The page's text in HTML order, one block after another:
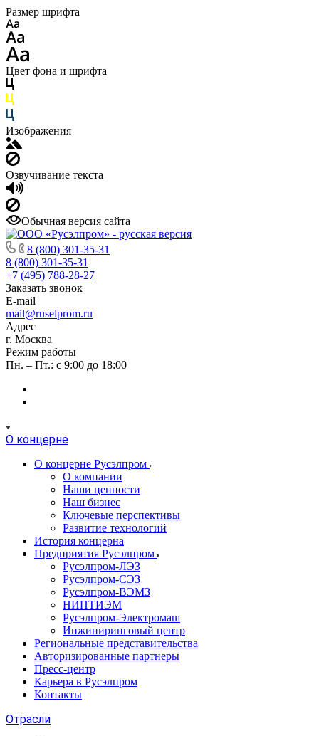
Размер шрифта
Цвет фона и шрифта
Изображения
Озвучивание текста
Обычная версия сайта
8 (800) 301-35-31
8 (800) 301-35-31
+7 (495) 788-28-27
Заказать звонок
E-mail
mail@ruselprom.ru
Адрес
г. Москва
Режим работы
Пн. – Пт.: с 9:00 до 18:00
О концерне
О концерне Русэлпром
О компании
Наши ценности
Наш бизнес
Ключевые перспективы
Развитие технологий
История концерна
Предприятия Русэлпром
Русэлпром-ЛЭЗ
Русэлпром-СЭЗ
Русэлпром-ВЭМЗ
НИПТИЭМ
Русэлпром-Электромаш
Инжиниринговый центр
Региональные представительства
Авторизированные партнеры
Пресс-центр
Карьера в Русэлпром
Контакты
Отрасли